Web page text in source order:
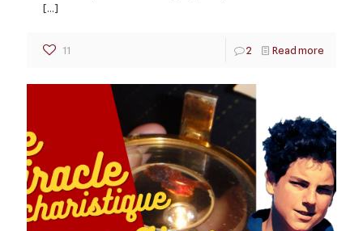
[…]
11 2 Read more